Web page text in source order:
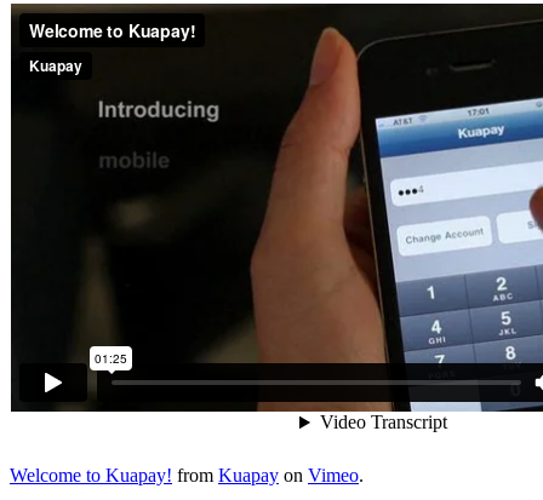
Welcome to Kuapay! from Kuapay on Vimeo.